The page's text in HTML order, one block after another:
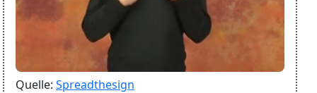
Quelle: Spreadthesign